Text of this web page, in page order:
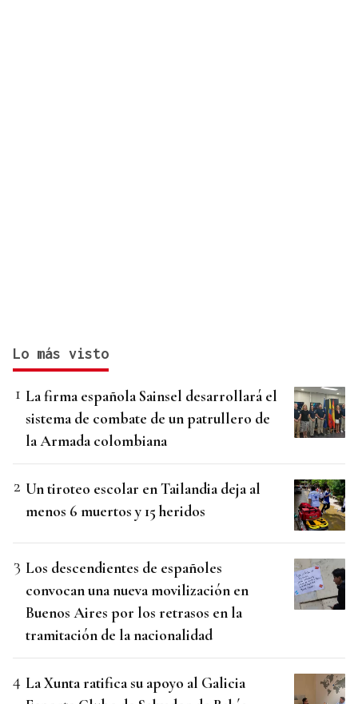
Lo más visto
La firma española Sainsel desarrollará el
sistema de combate de un patrullero de
la Armada colombiana
Un tiroteo escolar en Tailandia deja al
menos 6 muertos y 15 heridos
Los descendientes de españoles
convocan una nueva movilización en
Buenos Aires por los retrasos en la
tramitación de la nacionalidad
La Xunta ratifica su apoyo al Galicia